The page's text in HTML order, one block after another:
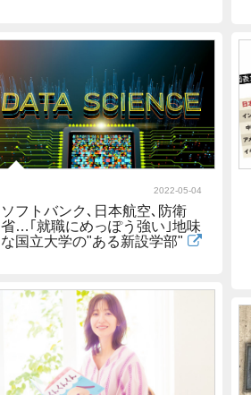
2022-05-04
ソフトバンク､日本航空､防衛
省…｢就職にめっぽう強い｣地味
な国立大学の"ある新設学部"